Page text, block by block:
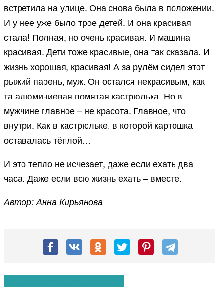
встретила на улице. Она снова была в положении.
И у нее уже было трое детей. И она красивая
стала! Полная, но очень красивая. И машина
красивая. Дети тоже красивые, она так сказала. И
жизнь хорошая, красивая! А за рулём сидел этот
рыжий парень, муж. Он остался некрасивым, как
та алюминиевая помятая кастрюлька. Но в
мужчине главное – не красота. Главное, что
внутри. Как в кастрюльке, в которой картошка
оставалась тёплой…
И это тепло не исчезает, даже если ехать два
часа. Даже если всю жизнь ехать – вместе.
Автор: Анна Кирьянова